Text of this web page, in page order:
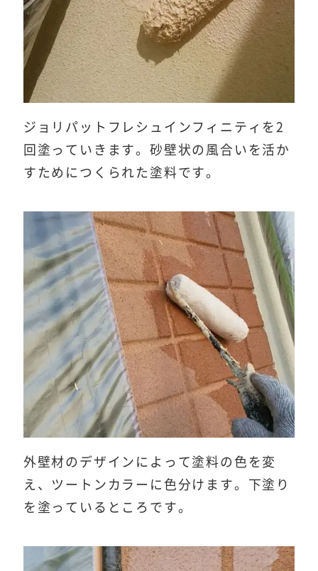
ジョリパットフレシュインフィニティを2
回塗っていきます。砂壁状の風合いを活か
すためにつくられた塗料です。
外壁材のデザインによって塗料の色を変
え、ツートンカラーに色分けます。下塗り
を塗っているところです。